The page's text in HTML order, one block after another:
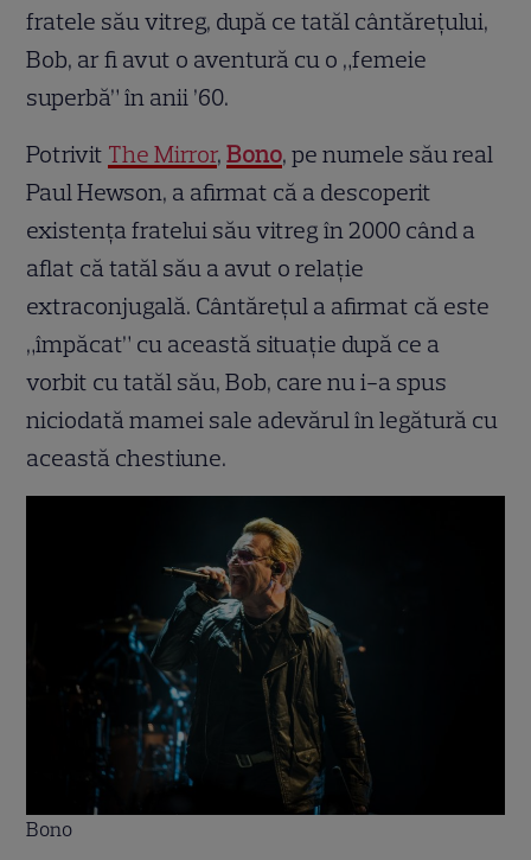
fratele său vitreg, după ce tatăl cântărețului,
Bob, ar fi avut o aventură cu o „femeie
superbă” în anii ’60.
Potrivit The Mirror,Bono, pe numele său real
Paul Hewson, a afirmat că a descoperit
existenţa fratelui său vitreg în 2000 când a
aflat că tatăl său a avut o relaţie
extraconjugală. Cântăreţul a afirmat că este
„împăcat” cu această situaţie după ce a
vorbit cu tatăl său, Bob, care nu i-a spus
niciodată mamei sale adevărul în legătură cu
această chestiune.
Bono